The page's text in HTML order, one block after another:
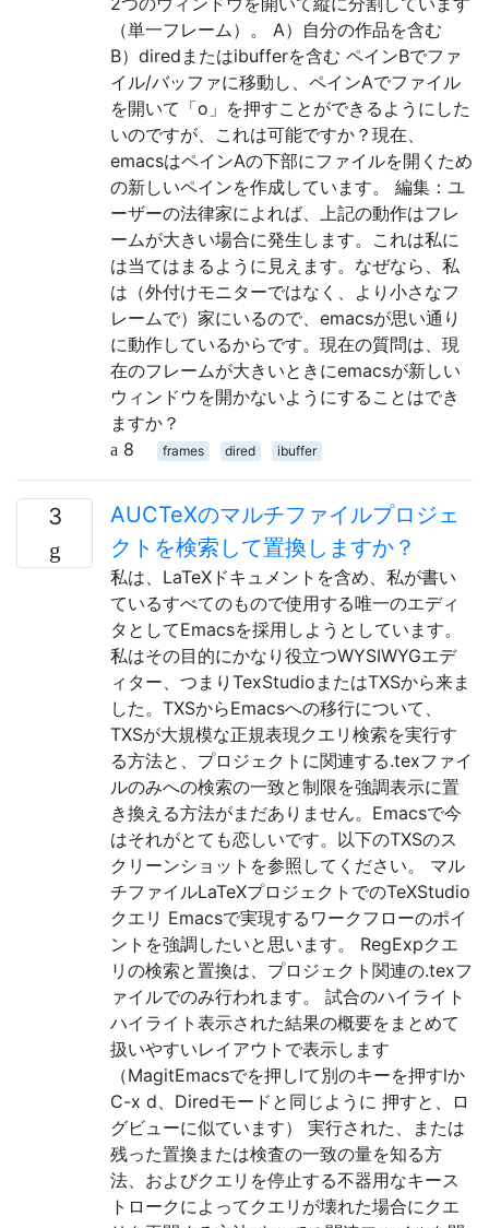
（単一フレーム）。 A）自分の作品を含む
B）diredまたはibufferを含む ペインBでファ
イル/バッファに移動し、ペインAでファイル
を開いて「o」を押すことができるようにした
いのですが、これは可能ですか？現在、
emacsはペインAの下部にファイルを開くため
の新しいペインを作成しています。 編集：ユ
ーザーの法律家によれば、上記の動作はフレ
ームが大きい場合に発生します。これは私に
は当てはまるように見えます。なぜなら、私
は（外付けモニターではなく、より小さなフ
レームで）家にいるので、emacsが思い通り
に動作しているからです。現在の質問は、現
在のフレームが大きいときにemacsが新しい
ウィンドウを開かないようにすることはでき
ますか？
8
frames dired ibuffer
3
AUCTeXのマルチファイルプロジェ
クトを検索して置換しますか？
私は、LaTeXドキュメントを含め、私が書い
ているすべてのもので使用する唯一のエディ
タとしてEmacsを採用しようとしています。
私はその目的にかなり役立つWYSIWYGエデ
ィター、つまりTexStudioまたはTXSから来ま
した。TXSからEmacsへの移行について、
TXSが大規模な正規表現クエリ検索を実行す
る方法と、プロジェクトに関連する.texファイ
ルのみへの検索の一致と制限を強調表示に置
き換える方法がまだありません。Emacsで今
はそれがとても恋しいです。以下のTXSのス
クリーンショットを参照してください。 マル
チファイルLaTeXプロジェクトでのTeXStudio
クエリ Emacsで実現するワークフローのポイ
ントを強調したいと思います。 RegExpクエ
リの検索と置換は、プロジェクト関連の.texフ
ァイルでのみ行われます。 試合のハイライト
ハイライト表示された結果の概要をまとめて
扱いやすいレイアウトで表示します
（MagitEmacsでを押しlて別のキーを押すlか
C-x d、Diredモードと同じように 押すと、ロ
グビューに似ています） 実行された、または
残った置換または検査の一致の量を知る方
法、およびクエリを停止する不器用なキース
トロークによってクエリが壊れた場合にクエ